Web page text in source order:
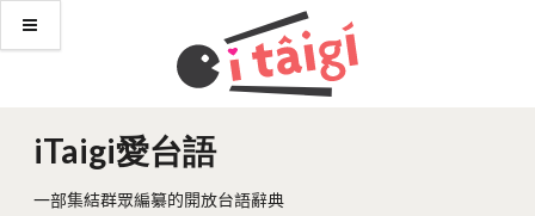
iTaigi愛台語
一部集結群眾編纂的開放台語辭典